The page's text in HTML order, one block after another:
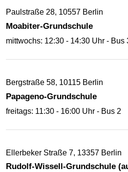
Paulstraße 28, 10557 Berlin
Moabiter-Grundschule
mittwochs: 12:30 - 14:30 Uhr - Bus
Bergstraße 58, 10115 Berlin
Papageno-Grundschule
freitags: 11:30 - 16:00 Uhr - Bus 2
Ellerbeker Straße 7, 13357 Berlin
Rudolf-Wissell-Grundschule (auch öffentliche